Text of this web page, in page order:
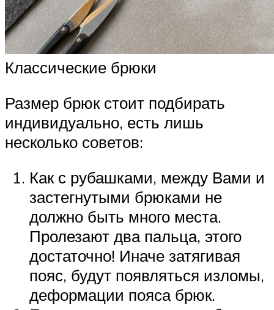
Классические брюки
Размер брюк стоит подбирать
индивидуально, есть лишь
несколько советов:
Как с рубашками, между Вами и
застегнутыми брюками не
должно быть много места.
Пролезают два пальца, этого
достаточно! Иначе затягивая
пояс, будут появляться изломы,
деформации пояса брюк.